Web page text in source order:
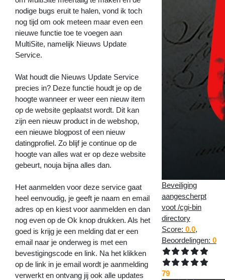
nodige bugs eruit te halen, vond ik toch
nog tijd om ook meteen maar even een
nieuwe functie toe te voegen aan
MultiSite, namelijk Nieuws Update
Service.
Wat houdt die Nieuws Update Service
precies in? Deze functie houdt je op de
hoogte wanneer er weer een nieuw item
op de website geplaatst wordt. Dit kan
zijn een nieuw product in de webshop,
een nieuwe blogpost of een nieuw
datingprofiel. Zo blijf je continue op de
hoogte van alles wat er op deze website
gebeurt, nouja bijna alles dan.
Het aanmelden voor deze service gaat
heel eenvoudig, je geeft je naam en email
adres op en kiest voor aanmelden en dan
nog even op de Ok knop drukken. Als het
goed is krijg je een melding dat er een
email naar je onderweg is met een
bevestigingscode en link. Na het klikken
op de link in je email wordt je aanmelding
verwerkt en ontvang jij ook alle updates
Beveiliging
aangescherpt
voot /cgi-bin
directory
Score: 0.0,
Beoordelingen: 0
79